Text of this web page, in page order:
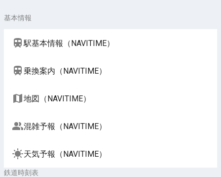
基本情報
駅基本情報（NAVITIME）
乗換案内（NAVITIME）
地図（NAVITIME）
混雑予報（NAVITIME）
天気予報（NAVITIME）
鉄道時刻表